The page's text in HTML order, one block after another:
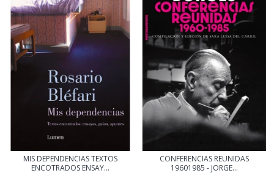
MIS DEPENDENCIAS TEXTOS
ENCOTRADOS ENSAY...
CONFERENCIAS REUNIDAS
19601985 - JORGE...